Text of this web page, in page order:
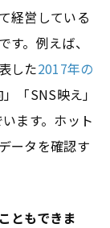
経営している
。例えば、
した2017年の
「SNS映え」
ます。ホット
ータを確認す
ともできま